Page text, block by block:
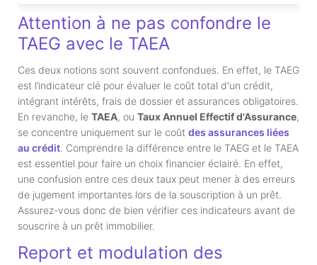
Attention à ne pas confondre le
TAEG avec le TAEA
Ces deux notions sont souvent confondues. En effet, le TAEG
est l’indicateur clé pour évaluer le coût total d'un crédit,
intégrant intérêts, frais de dossier et assurances obligatoires.
En revanche, le TAEA, ou Taux Annuel Effectif d'Assurance,
se concentre uniquement sur le coût des assurances liées
au crédit. Comprendre la différence entre le TAEG et le TAEA
est essentiel pour faire un choix financier éclairé. En effet,
une confusion entre ces deux taux peut mener à des erreurs
de jugement importantes lors de la souscription à un prêt.
Assurez-vous donc de bien vérifier ces indicateurs avant de
souscrire à un prêt immobilier.
Report et modulation des